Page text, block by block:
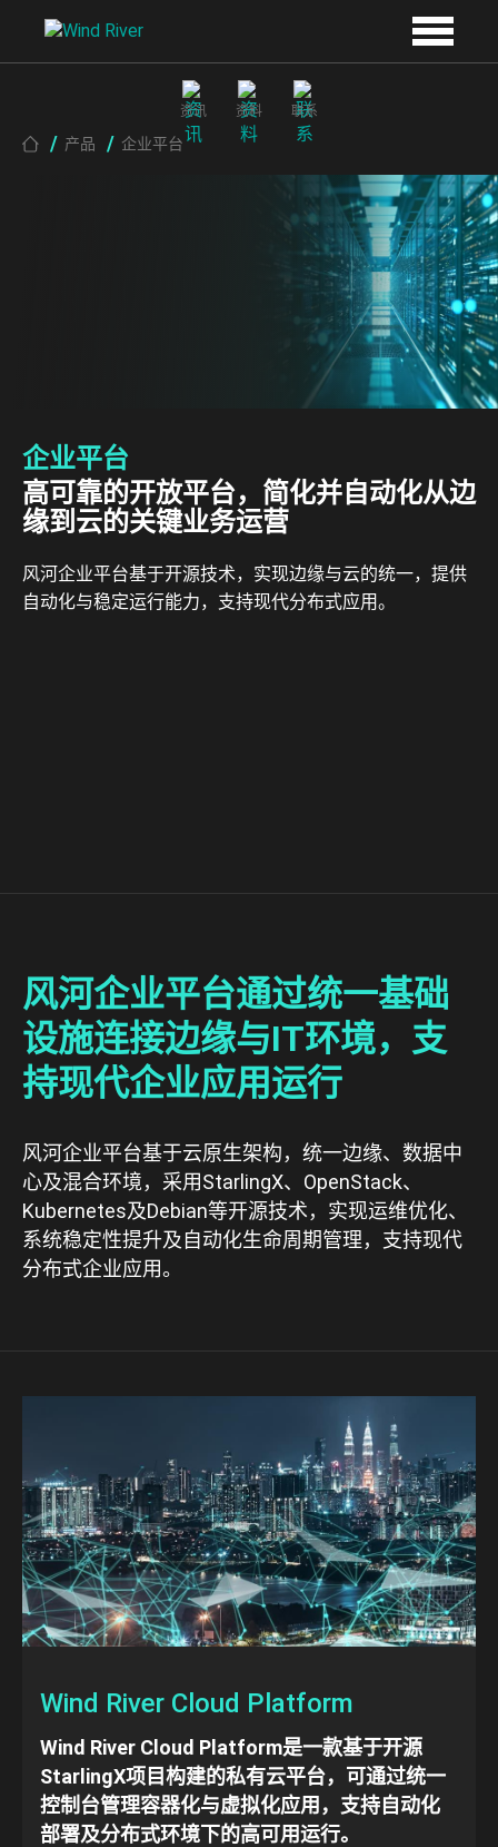
资讯 资料 联系
Breadcrumb
产品 企业平台
企业平台
高可靠的开放平台，简化并自动化从边
缘到云的关键业务运营
风河企业平台基于开源技术，实现边缘与云的统一，提供
自动化与稳定运行能力，支持现代分布式应用。
风河企业平台通过统一基础
设施连接边缘与IT环境，支
持现代企业应用运行
风河企业平台基于云原生架构，统一边缘、数据中
心及混合环境，采用StarlingX、OpenStack、
Kubernetes及Debian等开源技术，实现运维优化、
系统稳定性提升及自动化生命周期管理，支持现代
分布式企业应用。
Wind River Cloud Platform
Wind River Cloud Platform是一款基于开源
StarlingX项目构建的私有云平台，可通过统一
控制台管理容器化与虚拟化应用，支持自动化
部署及分布式环境下的高可用运行。